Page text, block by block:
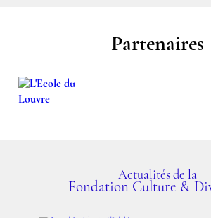
Partenaires
Actualités de la
Fondation Culture &